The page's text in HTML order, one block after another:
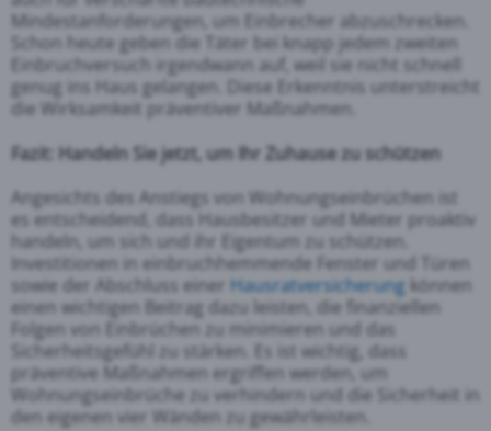
Mindestanforderungen, um Einbrecher abzuschrecken.
Schon heute geben die Täter bei knapp jedem zweiten
Einbruchversuch irgendwann auf, weil sie nicht schnell
genug ins Haus gelangen. Diese Erkenntnis unterstreicht
die Wirksamkeit präventiver Maßnahmen.
Fazit: Handeln Sie jetzt, um Ihr Zuhause zu schützen
Angesichts des Anstiegs von Wohnungseinbrüchen ist
es entscheidend, dass Hausbesitzer und Mieter proaktiv
handeln, um sich und ihr Eigentum zu schützen.
Investitionen in einbruchhemmende Fenster und Türen
sowie der Abschluss einer Hausratversicherung können
einen wichtigen Beitrag dazu leisten, die finanziellen
Folgen von Einbrüchen zu minimieren und das
Sicherheitsgefühl zu stärken. Es ist wichtig, dass
präventive Maßnahmen ergriffen werden, um
Wohnungseinbrüche zu verhindern und die Sicherheit in
den eigenen vier Wänden zu gewährleisten.